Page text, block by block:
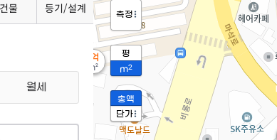
2.3억
50m²
측정
평
m2
총액
단가
건물 등기/설계
월세